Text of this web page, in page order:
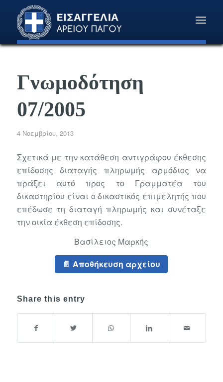
Γνωμοδότηση
07/2005
4 Νοεμβρίου, 2013
Σχετικά με την κατάθεση αντιγράφου έκθεσης
επίδοσης διαταγής πληρωμής αρμόδιος να
πράξει αυτό προς το Γραμματέα του
δικαστηρίου είναι ο δικαστικός επιμελητής που
επέδωσε τη διαταγή πληρωμής και συνέταξε
την οικία έκθεση επίδοσης.
Βασίλειος Μαρκής
Αποθήκευση αρχείου
Share this entry